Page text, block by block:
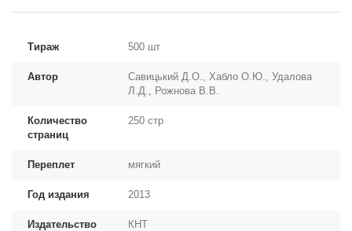
Тираж 500 шт
Автор
Савицький Д.О., Хабло О.Ю., Удалова
Л.Д., Рожнова В.В.
Количество
страниц
250 стр
Переплет мягкий
Год издания 2013
Издательство КНТ